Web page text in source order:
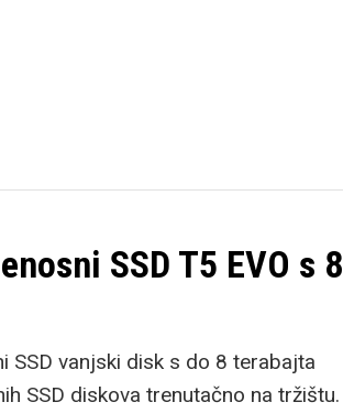
SSD T5 EVO s 8
SSD vanjski disk s do 8 terabajta
SSD diskova trenutačno na tržištu.